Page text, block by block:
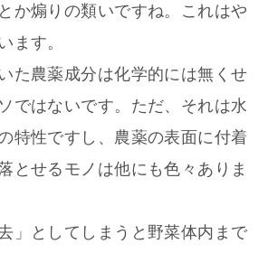
か煽りの類いですね。これはや
ます。
た農薬成分は化学的には無くせ
ではないです。ただ、それは水
特性ですし、農薬の表面に付着
とせるモノは他にも色々ありま
」としてしまうと野菜体内まで